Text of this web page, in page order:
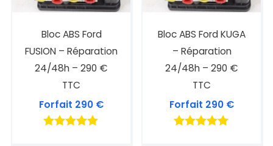
Bloc ABS Ford
FUSION – Réparation
24/48h – 290 €
TTC
Forfait 290 €
Bloc ABS Ford KUGA
– Réparation
24/48h – 290 €
TTC
Forfait 290 €